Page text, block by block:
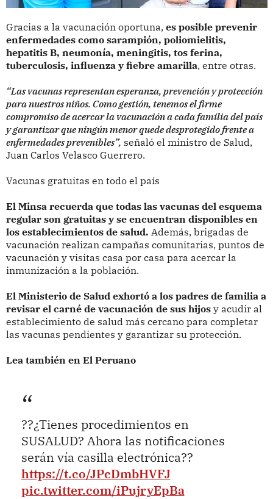
Gracias a la vacunación oportuna, es posible prevenir
enfermedades como sarampión, poliomielitis,
hepatitis B, neumonía, meningitis, tos ferina,
tuberculosis, influenza y fiebre amarilla, entre otras.
“Las vacunas representan esperanza, prevención y protección
para nuestros niños. Como gestión, tenemos el firme
compromiso de acercar la vacunación a cada familia del país
y garantizar que ningún menor quede desprotegido frente a
enfermedades prevenibles”, señaló el ministro de Salud,
Juan Carlos Velasco Guerrero.
Vacunas gratuitas en todo el país
El Minsa recuerda que todas las vacunas del esquema
regular son gratuitas y se encuentran disponibles en
los establecimientos de salud. Además, brigadas de
vacunación realizan campañas comunitarias, puntos de
vacunación y visitas casa por casa para acercar la
inmunización a la población.
El Ministerio de Salud exhortó a los padres de familia a
revisar el carné de vacunación de sus hijos y acudir al
establecimiento de salud más cercano para completar
las vacunas pendientes y garantizar su protección.
Lea también en El Peruano
??¿Tienes procedimientos en
SUSALUD? Ahora las notificaciones
serán vía casilla electrónica??
https://t.co/JPcDmbHVFJ
pic.twitter.com/iPujryEpBa